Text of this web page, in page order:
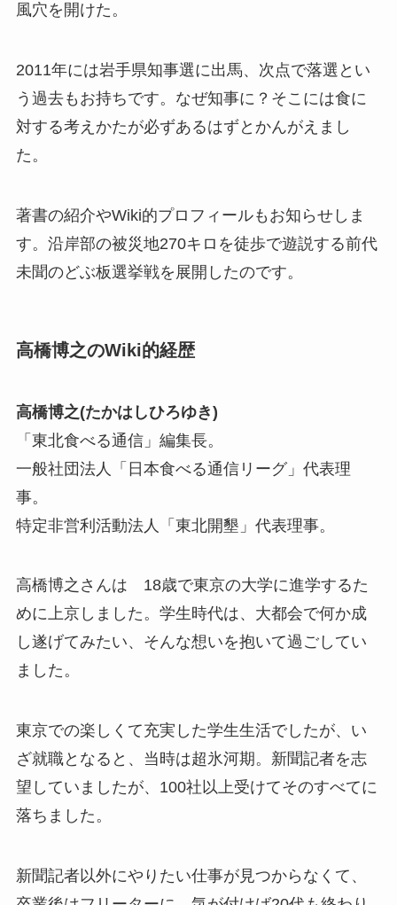
風穴を開けた。
2011年には岩手県知事選に出馬、次点で落選とい
う過去もお持ちです。なぜ知事に？そこには食に
対する考えかたが必ずあるはずとかんがえまし
た。
著書の紹介やWiki的プロフィールもお知らせしま
す。沿岸部の被災地270キロを徒歩で遊説する前代
未聞のどぶ板選挙戦を展開したのです。
高橋博之のWiki的経歴
高橋博之(たかはしひろゆき)
「東北食べる通信」編集長。
一般社団法人「日本食べる通信リーグ」代表理
事。
特定非営利活動法人「東北開墾」代表理事。
高橋博之さんは 18歳で東京の大学に進学するた
めに上京しました。学生時代は、大都会で何か成
し遂げてみたい、そんな想いを抱いて過ごしてい
ました。
東京での楽しくて充実した学生生活でしたが、い
ざ就職となると、当時は超氷河期。新聞記者を志
望していましたが、100社以上受けてそのすべてに
落ちました。
新聞記者以外にやりたい仕事が見つからなくて、